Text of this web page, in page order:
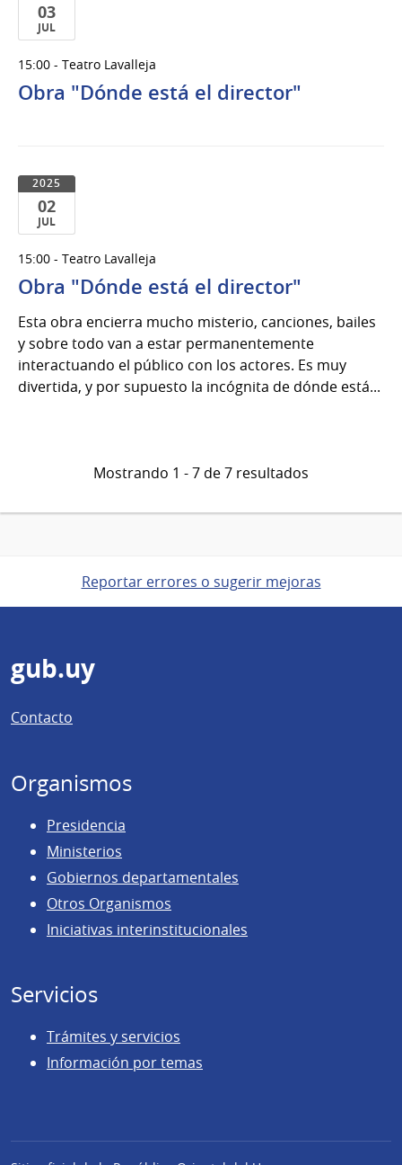
03
JUL
de
Jul
15:00 - Teatro Lavalleja
Obra "Dónde está el director"
2025
02
JUL
de
Jul
2025
15:00 - Teatro Lavalleja
Obra "Dónde está el director"
Esta obra encierra mucho misterio, canciones, bailes
y sobre todo van a estar permanentemente
interactuando el público con los actores. Es muy
divertida, y por supuesto la incógnita de dónde está...
Mostrando 1 - 7 de 7 resultados
Reportar errores o sugerir mejoras
Pie
de
página
gub.uy
Contacto
Organismos
Presidencia
Ministerios
Gobiernos departamentales
Otros Organismos
Iniciativas interinstitucionales
Servicios
Trámites y servicios
Información por temas